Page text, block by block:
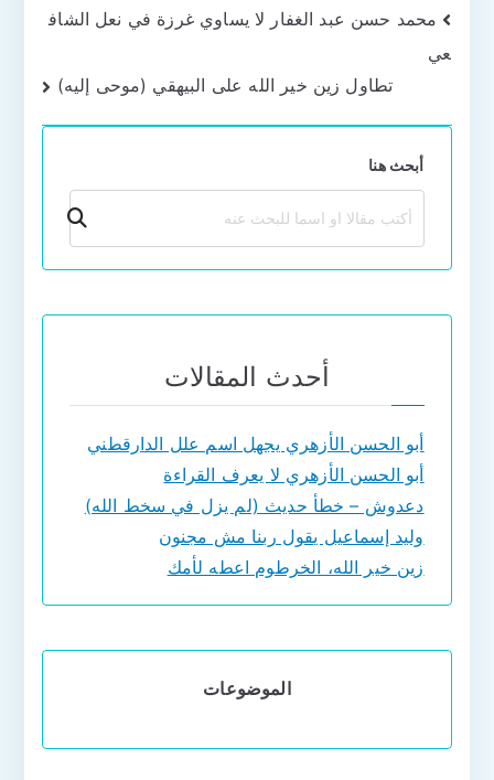
تصفّح
المقالات
محمد حسن عبد الغفار لا يساوي غرزة في نعل الشاف
عي
تطاول زين خير الله على البيهقي (موحى إليه)
أبحث هنا
بحث
أحدث المقالات
أبو الحسن الأزهري يجهل اسم علل الدارقطني
أبو الحسن الأزهري لا يعرف القراءة
دعدوش – خطأ حديث (لم يزل في سخط الله)
وليد إسماعيل يقول ربنا مش مجنون
زين خير الله، الخرطوم اعطه لأمك
الموضوعات